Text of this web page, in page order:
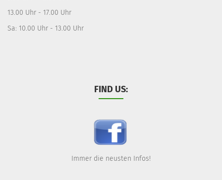
13.00 Uhr - 17.00 Uhr
Sa: 10.00 Uhr - 13.00 Uhr
FIND US:
Immer die neusten Infos!